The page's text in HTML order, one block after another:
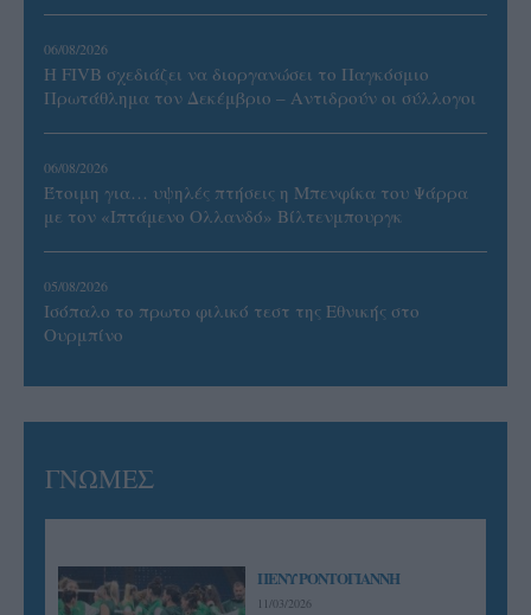
06/08/2026
Η FIVB σχεδιάζει να διοργανώσει το Παγκόσμιο
Πρωτάθλημα τον Δεκέμβριο – Αντιδρούν οι σύλλογοι
06/08/2026
Έτοιμη για… υψηλές πτήσεις η Μπενφίκα του Ψάρρα
με τον «Ιπτάμενο Ολλανδό» Βίλτενμπουργκ
05/08/2026
Ισόπαλο το πρωτο φιλικό τεστ της Εθνικής στο
Ουρμπίνο
ΓΝΩΜΕΣ
ΠΕΝΥ ΡΟΝΤΟΓΙΑΝΝΗ
11/03/2026